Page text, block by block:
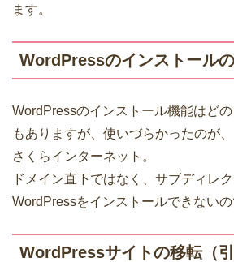
ます。
WordPressのインストール
WordPressのインストール機能はど
もありますが、使いづらかったのが、
さくらインターネット。
ドメイン直下ではなく、サブディレ
WordPressをインストールできないの
WordPressサイトの移転（